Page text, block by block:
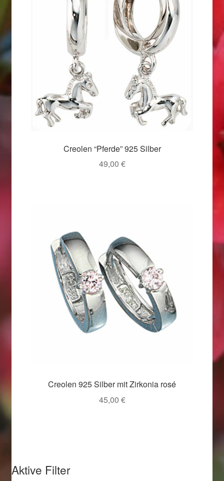
Valentinstag 2016
Valentinstag Geschenke
Vertrag widerrufen
Warenkorb
Weihnachtsangebote 2016
Weihnachtsangebote 2019
Weihnachtsangebote 2020
Weihnachtsangebote 2021
Creolen “Pferde” 925 Silber
49,00 €
Creolen 925 Silber mit Zirkonia rosé
45,00 €
Aktive Filter